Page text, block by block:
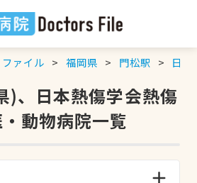
ァイル 福岡県 門松駅 日本
)、日本熱傷学会熱傷
動物病院一覧